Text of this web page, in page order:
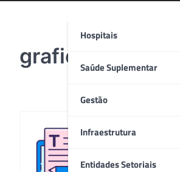
Hospitais
Saúde Suplementar
Gestão
Infraestrutura
Entidades Setoriais
grafico1